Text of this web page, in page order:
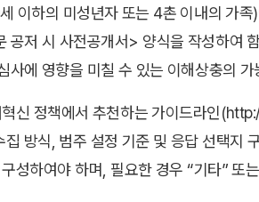
이하의 미성년자 또는 4촌 이내의 가
공저 시 사전공개서> 양식을 작성하여
사에 영향을 미칠 수 있는 이해상충의
신 정책에서 추천하는 가이드라인
집 방식, 범주 설정 기준 및 응답 선택지
성하여야 하며, 필요한 경우 “기타” 또